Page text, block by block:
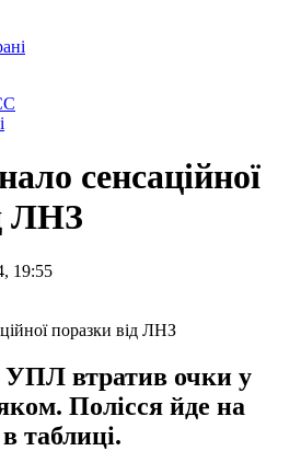
сенсаційної
ЛНЗ
19:55
УПЛ втратив очки у
Полісся йде на
таблиці.